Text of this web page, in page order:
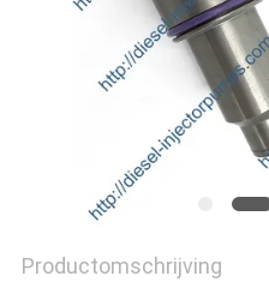
Productomschrijving